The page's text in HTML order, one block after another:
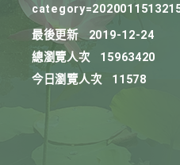
最後更新
2019-12-24
總瀏覽人次
15963420
今日瀏覽人次
11578